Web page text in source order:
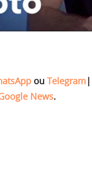
ou Telegram |
News.